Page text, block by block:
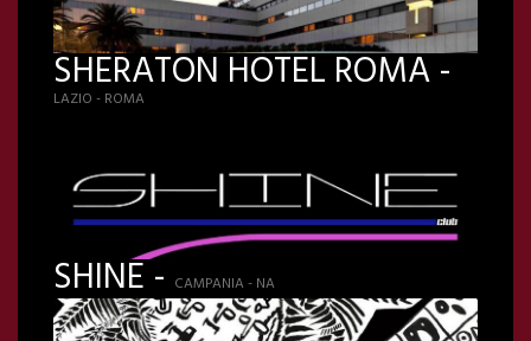
SHERATON HOTEL ROMA -
LAZIO - ROMA
SHINE - CAMPANIA - NA